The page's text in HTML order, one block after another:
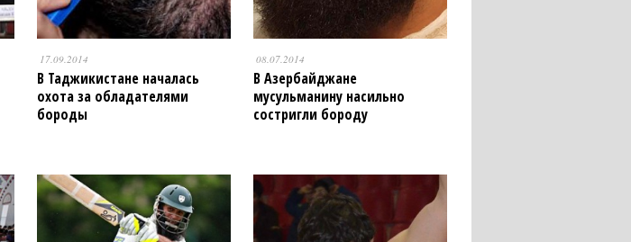
17.09.2014
В Таджикистане началась
охота за обладателями
бороды
08.07.2014
В Азербайджане
мусульманину насильно
состригли бороду